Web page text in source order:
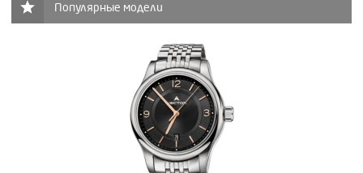
Популярные модели